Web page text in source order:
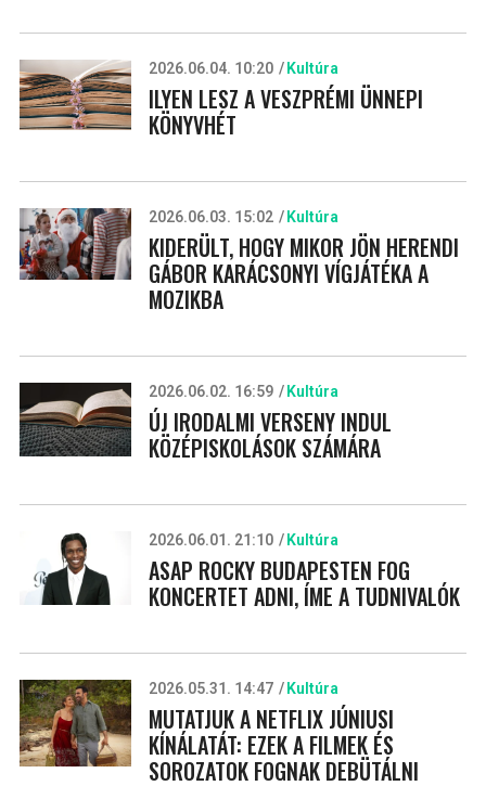
2026.06.04. 10:20 Kultúra
ILYEN LESZ A VESZPRÉMI ÜNNEPI
KÖNYVHÉT
2026.06.03. 15:02 Kultúra
KIDERÜLT, HOGY MIKOR JÖN HERENDI
GÁBOR KARÁCSONYI VÍGJÁTÉKA A
MOZIKBA
2026.06.02. 16:59 Kultúra
ÚJ IRODALMI VERSENY INDUL
KÖZÉPISKOLÁSOK SZÁMÁRA
2026.06.01. 21:10 Kultúra
ASAP ROCKY BUDAPESTEN FOG
KONCERTET ADNI, ÍME A TUDNIVALÓK
2026.05.31. 14:47 Kultúra
MUTATJUK A NETFLIX JÚNIUSI
KÍNÁLATÁT: EZEK A FILMEK ÉS
SOROZATOK FOGNAK DEBÜTÁLNI